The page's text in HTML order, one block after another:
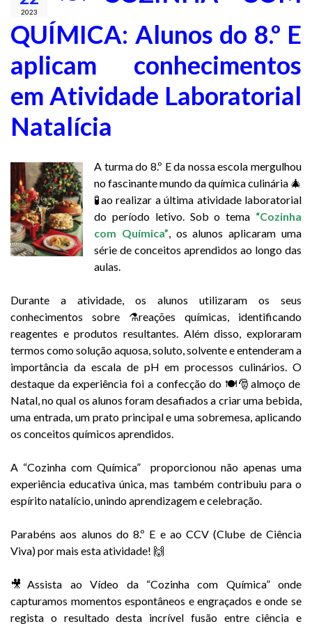
2023
QUÍMICA: Alunos do 8.º E
aplicam conhecimentos
em Atividade Laboratorial
Natalícia
A turma do 8.º E da nossa escola mergulhou
no fascinante mundo da química culinária 🎄
🧪ao realizar a última atividade laboratorial
do período letivo. Sob o tema “Cozinha
com Química”, os alunos aplicaram uma
série de conceitos aprendidos ao longo das
aulas.
Durante a atividade, os alunos utilizaram os seus
conhecimentos sobre ⚗️reações químicas, identificando
reagentes e produtos resultantes. Além disso, exploraram
termos como solução aquosa, soluto, solvente e entenderam a
importância da escala de pH em processos culinários. O
destaque da experiência foi a confecção do 🍽️🎅almoço de
Natal, no qual os alunos foram desafiados a criar uma bebida,
uma entrada, um prato principal e uma sobremesa, aplicando
os conceitos químicos aprendidos.
A “Cozinha com Química” proporcionou não apenas uma
experiência educativa única, mas também contribuiu para o
espírito natalício, unindo aprendizagem e celebração.
Parabéns aos alunos do 8.º E e ao CCV (Clube de Ciência
Viva) por mais esta atividade! 🙌
🎥Assista ao Vídeo da “Cozinha com Química” onde
capturamos momentos espontâneos e engraçados e onde se
regista o resultado desta incrível fusão entre ciência e